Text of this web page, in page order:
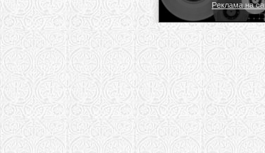
Реклама на